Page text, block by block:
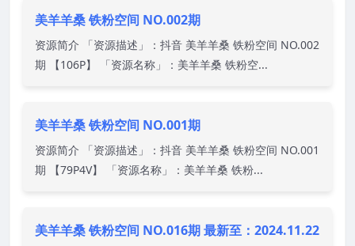
美羊羊桑 铁粉空间 NO.002期
资源简介 「资源描述」：抖音 美羊羊桑 铁粉空间 NO.002
期 【106P】 「资源名称」：美羊羊桑 铁粉空...
美羊羊桑 铁粉空间 NO.001期
资源简介 「资源描述」：抖音 美羊羊桑 铁粉空间 NO.001
期 【79P4V】 「资源名称」：美羊羊桑 铁粉...
美羊羊桑 铁粉空间 NO.016期 最新至：2024.11.22